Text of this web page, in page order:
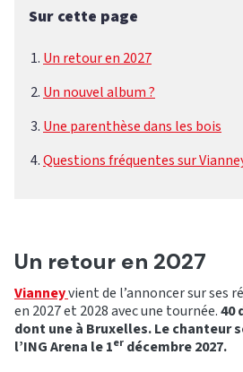
Sur cette page
Un retour en 2027
Un nouvel album ?
Une parenthèse dans les bois
Questions fréquentes sur
Un retour en 2027
Vianneyvient de l’annoncer sur ses
en 2027 et 2028 avec une tournée.40
dont une à Bruxelles. Le chanteur
l’ING Arena le 1er décembre 2027.